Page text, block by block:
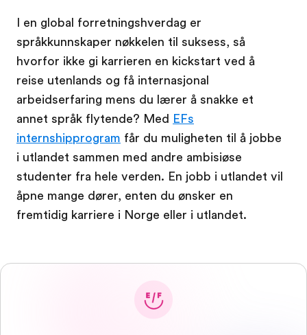
I en global forretningshverdag er
språkkunnskaper nøkkelen til suksess, så
hvorfor ikke gi karrieren en kickstart ved å
reise utenlands og få internasjonal
arbeidserfaring mens du lærer å snakke et
annet språk flytende? Med EFs
internshipprogram får du muligheten til å jobbe
i utlandet sammen med andre ambisiøse
studenter fra hele verden. En jobb i utlandet vil
åpne mange dører, enten du ønsker en
fremtidig karriere i Norge eller i utlandet.